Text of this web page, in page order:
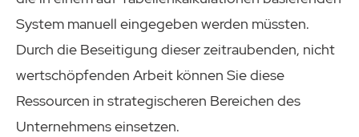
System manuell eingegeben werden müssten.
Durch die Beseitigung dieser zeitraubenden, nicht
wertschöpfenden Arbeit können Sie diese
Ressourcen in strategischeren Bereichen des
Unternehmens einsetzen.